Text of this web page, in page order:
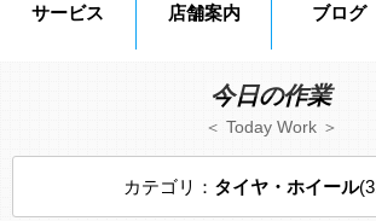
サービス 店舗案内 ブログ
今日の作業
＜ Today Work ＞
カテゴリ： タイヤ・ホイール